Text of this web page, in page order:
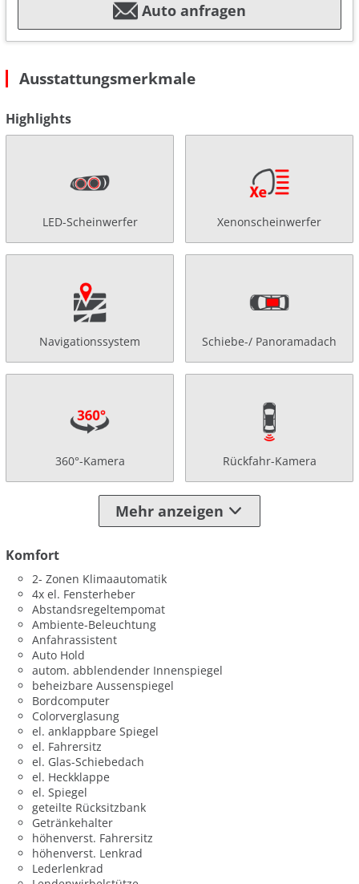
Auto anfragen
Ausstattungsmerkmale
Highlights
LED-Scheinwerfer Xenonscheinwerfer
Navigationssystem Schiebe-/ Panoramadach
360°-Kamera Rückfahr-Kamera
Mehr anzeigen
Komfort
2- Zonen Klimaautomatik
4x el. Fensterheber
Abstandsregeltempomat
Ambiente-Beleuchtung
Anfahrassistent
Auto Hold
autom. abblendender Innenspiegel
beheizbare Aussenspiegel
Bordcomputer
Colorverglasung
el. anklappbare Spiegel
el. Fahrersitz
el. Glas-Schiebedach
el. Heckklappe
el. Spiegel
geteilte Rücksitzbank
Getränkehalter
höhenverst. Fahrersitz
höhenverst. Lenkrad
Lederlenkrad